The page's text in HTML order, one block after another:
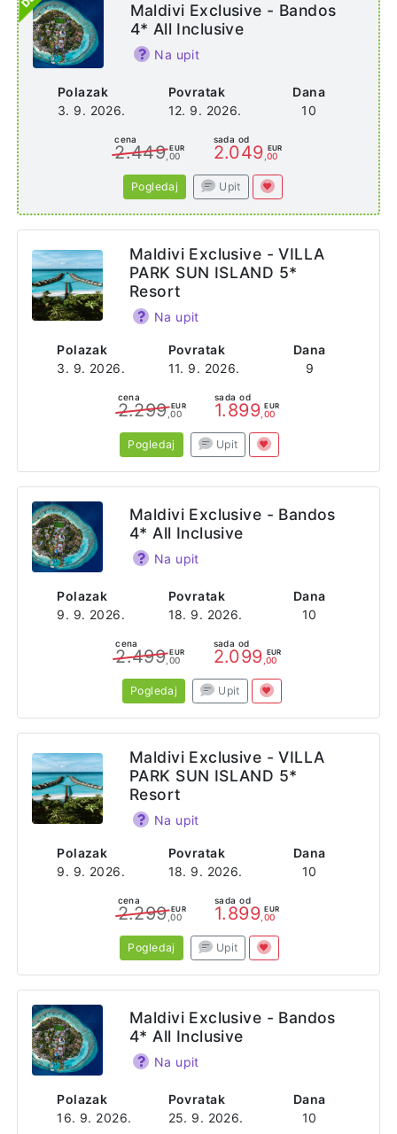
Polazak
3. 9. 2026.
Povratak
12. 9. 2026.
Dana
10
Maldivi Exclusive - Bandos
4* All Inclusive
Na upit
cena
2.449 EUR
,00
sada od
2.049 EUR
,00
Pogledaj Upit
Polazak
3. 9. 2026.
Povratak
11. 9. 2026.
Dana
9
Maldivi Exclusive - VILLA
PARK SUN ISLAND 5*
Resort
Na upit
cena
2.299 EUR
,00
sada od
1.899 EUR
,00
Pogledaj Upit
Polazak
9. 9. 2026.
Povratak
18. 9. 2026.
Dana
10
Maldivi Exclusive - Bandos
4* All Inclusive
Na upit
cena
2.499 EUR
,00
sada od
2.099 EUR
,00
Pogledaj Upit
Polazak
9. 9. 2026.
Povratak
18. 9. 2026.
Dana
10
Maldivi Exclusive - VILLA
PARK SUN ISLAND 5*
Resort
Na upit
cena
2.299 EUR
,00
sada od
1.899 EUR
,00
Pogledaj Upit
Polazak
16. 9. 2026.
Povratak
25. 9. 2026.
Dana
10
Maldivi Exclusive - Bandos
4* All Inclusive
Na upit